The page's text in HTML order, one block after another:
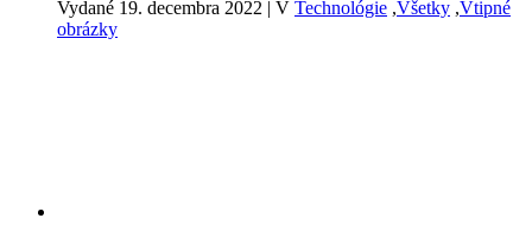
Vydané 19. decembra 2022 | V Technológie ,Všetky ,Vtipné
obrázky